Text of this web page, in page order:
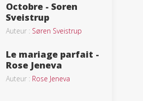
Octobre - Soren
Sveistrup
Auteur : Søren Sveistrup
Le mariage parfait -
Rose Jeneva
Auteur : Rose Jeneva